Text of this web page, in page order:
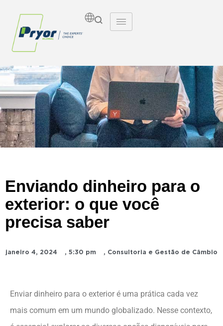
Insights
Enviando dinheiro para o
exterior: o que você
precisa saber
janeiro 4, 2024 , 5:30 pm , Consultoria e Gestão de Câmbio
Enviar dinheiro para o exterior é uma prática cada vez
mais comum em um mundo globalizado. Nesse contexto,